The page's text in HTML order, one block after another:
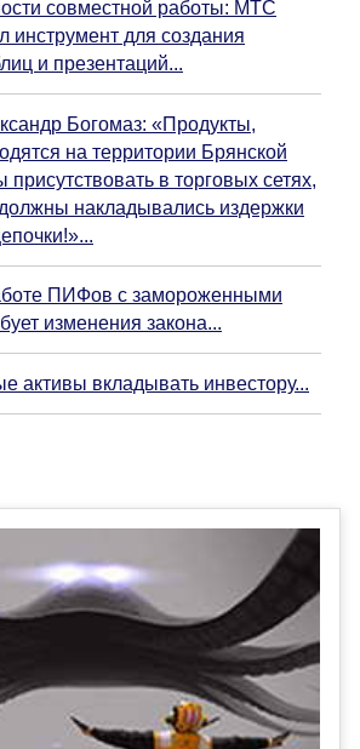
совместной работы: МТС
инструмент для создания
и презентаций...
Богомаз: «Продукты,
на территории Брянской
в торговых сетях,
накладывались издержки
ПИФов с замороженными
изменения закона...
активы вкладывать инвестору...